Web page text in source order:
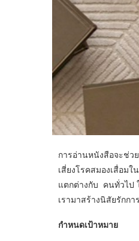
การอ่านหนังสือจะช่ว
เสี่ยงโรคสมองเสื่อม
แตกต่างกับ คนทั่วไป
เรามาสร้างนิสัยรักก
กำหนดเป้าหมาย